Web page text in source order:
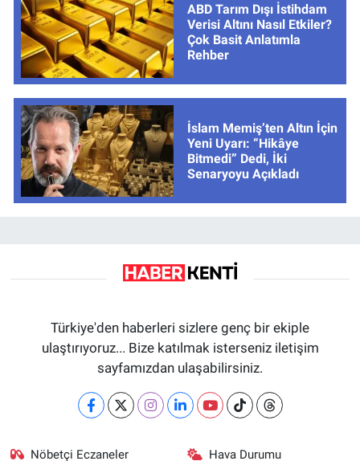
ABD Tarım Dışı İstihdam
Verisi Altını Nasıl Etkiler?
Çok Basit Anlatımla
Rehber
İslam Memiş’ten Altın İçin
Yeni Uyarı: “Hikâye
Bitmedi” Dedi, İki
Senaryoyu Açıkladı
Türkiye'den haberleri sizlere genç bir ekiple
ulaştırıyoruz... Bize katılmak isterseniz iletişim
sayfamızdan ulaşabilirsiniz.
Nöbetçi Eczaneler Hava Durumu